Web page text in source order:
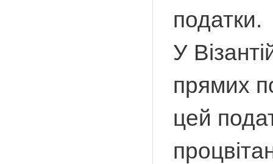
податки.
У
прямих
цей